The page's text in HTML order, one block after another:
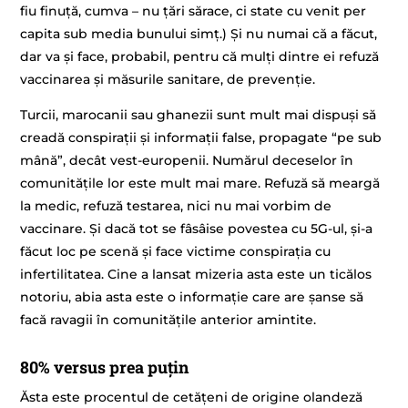
fiu finuță, cumva – nu țări sărace, ci state cu venit per
capita sub media bunului simț.) Și nu numai că a făcut,
dar va și face, probabil, pentru că mulți dintre ei refuză
vaccinarea și măsurile sanitare, de prevenție.
Turcii, marocanii sau ghanezii sunt mult mai dispuși să
creadă conspirații și informații false, propagate “pe sub
mână”, decât vest-europenii. Numărul deceselor în
comunitățile lor este mult mai mare. Refuză să meargă
la medic, refuză testarea, nici nu mai vorbim de
vaccinare. Și dacă tot se fâsâise povestea cu 5G-ul, și-a
făcut loc pe scenă și face victime conspirația cu
infertilitatea. Cine a lansat mizeria asta este un ticălos
notoriu, abia asta este o informație care are șanse să
facă ravagii în comunitățile anterior amintite.
80% versus prea puțin
Ăsta este procentul de cetățeni de origine olandeză